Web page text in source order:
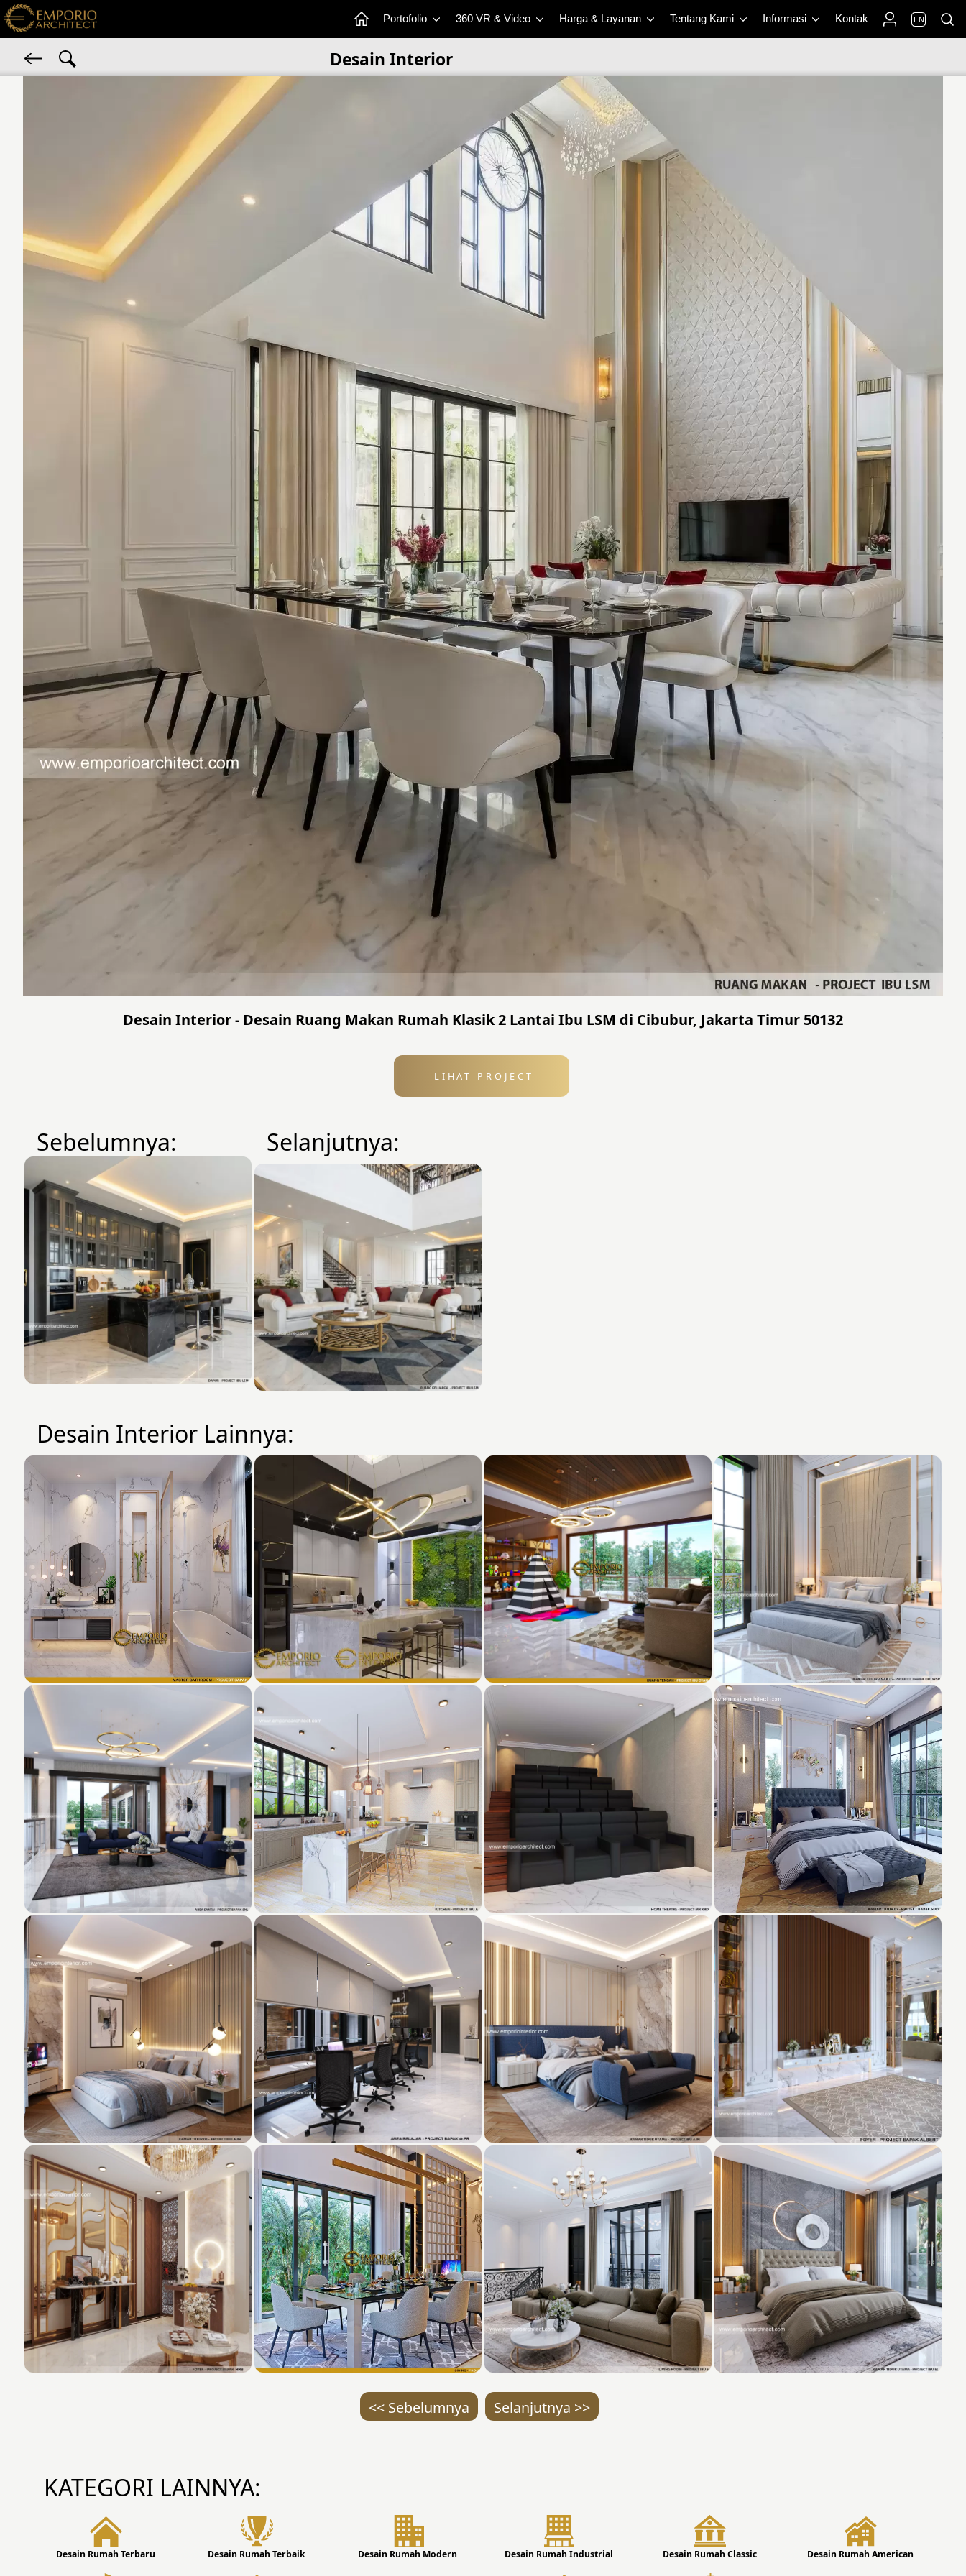
Portofolio 360 VR & Video Harga & Layanan Tentang Kami Informasi Kontak EN
Desain Interior
Desain Interior - Desain Ruang Makan Rumah Klasik 2 Lantai Ibu LSM di Cibubur, Jakarta Timur 50132
LIHAT PROJECT
Sebelumnya: Selanjutnya:
Desain Interior Lainnya:
<< Sebelumnya Selanjutnya >>
KATEGORI LAINNYA:
Desain Rumah Terbaru Desain Rumah Terbaik Desain Rumah Modern Desain Rumah Industrial Desain Rumah Classic Desain Rumah American